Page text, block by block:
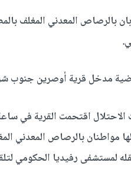
المعدني المغلف
مدخل قرية أوصرين جنوب
اقتحمت القرية في
مواطنان بالرصاص المعدني
نقله لمستشفى رفيديا الحكومي